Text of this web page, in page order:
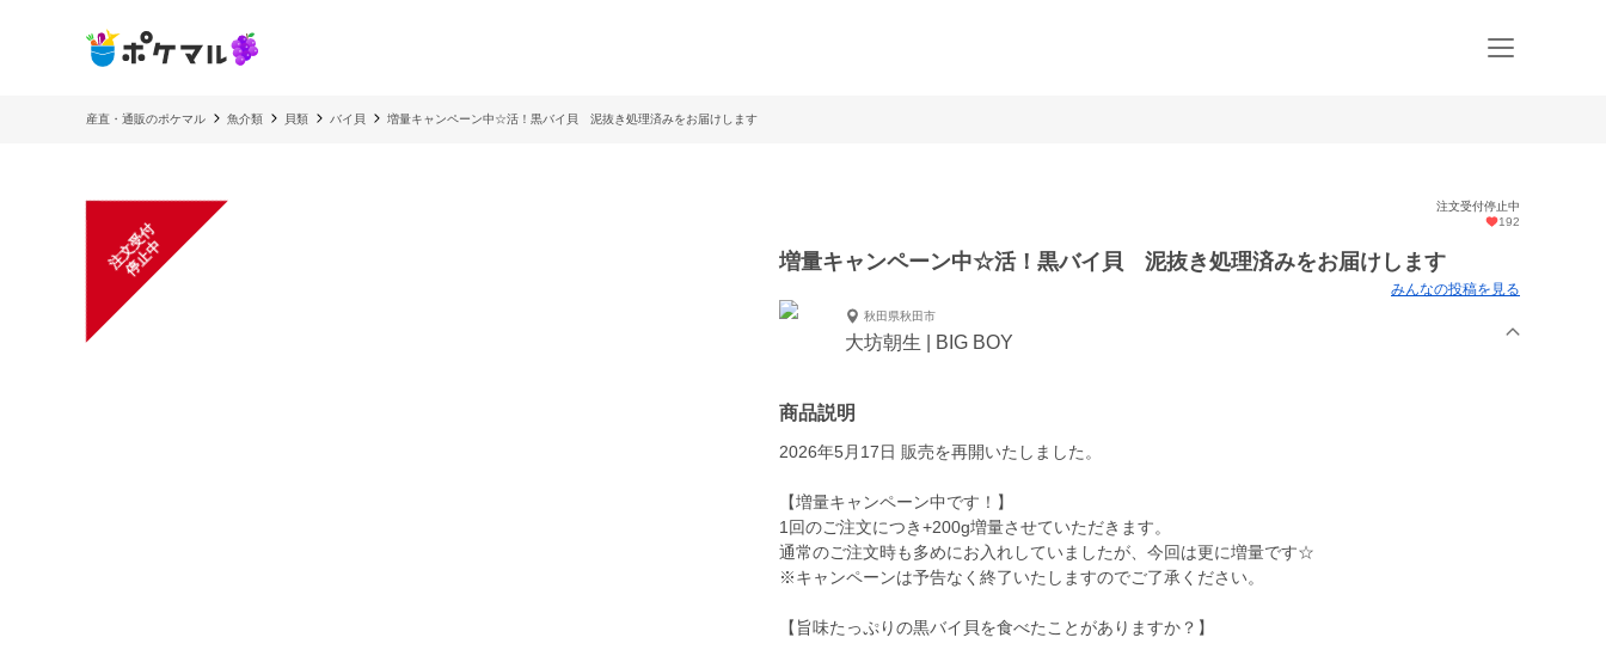
産直・通販のポケマル 魚介類 貝類 バイ貝 増量キャンペーン中☆活！黒バイ貝 泥抜き処理済みをお届けします
注
文
受
付
停
止
中
注文受付停止中
192
増量キャンペーン中☆活！黒バイ貝 泥抜き処理済みをお届けします
みんなの投稿を見る
秋田県秋田市
大坊朝生 | BIG BOY
商品説明
2026年5月17日 販売を再開いたしました。
【増量キャンペーン中です！】
1回のご注文につき+200g増量させていただきます。
通常のご注文時も多めにお入れしていましたが、今回は更に増量です☆
※キャンペーンは予告なく終了いたしますのでご了承ください。
【旨味たっぷりの黒バイ貝を食べたことがありますか？】